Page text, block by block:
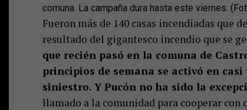
comuna. La campaña dura hasta este viernes.
Fueron más de 140 casas incendiadas que
resultado del gigantesco incendio que se
que recién pasó en la comuna de
principios de semana se activó en
siniestro. Y Pucón no ha sido la
llamado a la comunidad para cooperar